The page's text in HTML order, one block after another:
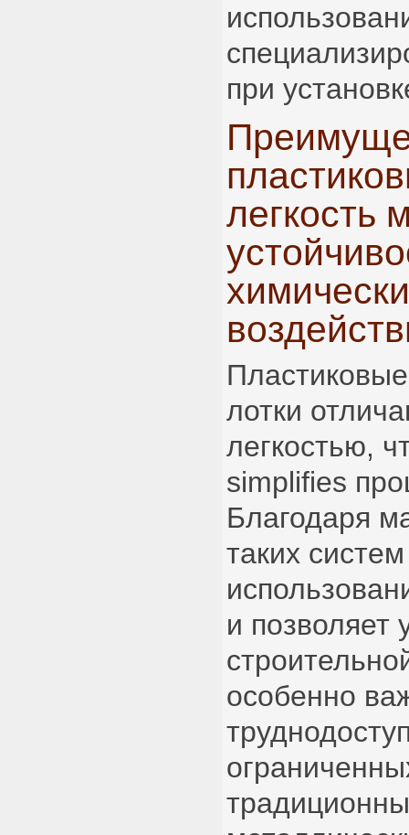
при
легкость
лотки
легкостью,
simplifies
Благодаря
таких
и позволяет
особенно